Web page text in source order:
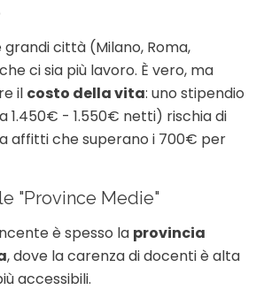
città (Milano, Roma,
ci sia più lavoro. È vero, ma
il costo della vita: uno stipendio
1.450€ - 1.550€ netti) rischia di
affitti che superano i 700€ per
"Province Medie"
è spesso la provincia
, dove la carenza di docenti è alta
accessibili.